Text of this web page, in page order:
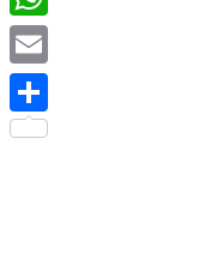
WhatsApp
Email
Compartir